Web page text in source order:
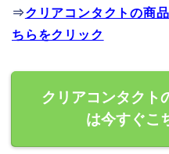
⇒クリアコンタクトの商
ちらをクリック
クリアコンタクト
は今すぐこ